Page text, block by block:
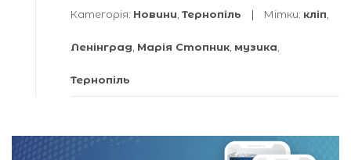
Категорія: Новини, Тернопіль Мітки: кліп,
Ленінград, Марія Стопник, музика,
Тернопіль